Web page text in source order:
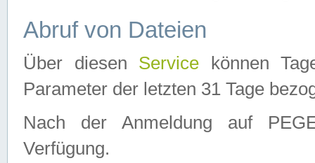
Abruf von Dateien
Über diesen Service können
Parameter der letzten 31 Tage
Nach der Anmeldung auf
Verfügung.